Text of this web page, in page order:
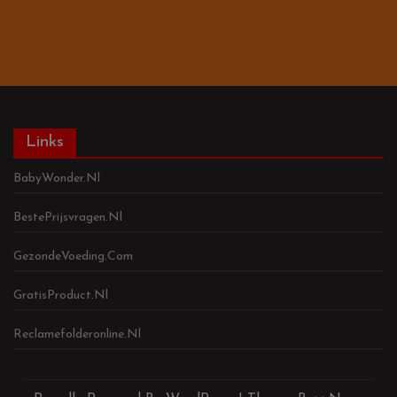
Links
BabyWonder.nl
BestePrijsvragen.nl
GezondeVoeding.com
GratisProduct.nl
Reclamefolderonline.nl